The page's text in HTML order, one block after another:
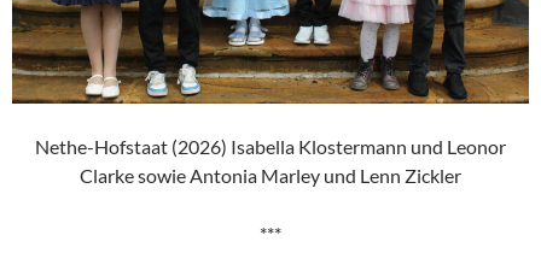
Nethe-Hofstaat (2026) Isabella Klostermann und Leonor
Clarke sowie Antonia Marley und Lenn Zickler
***